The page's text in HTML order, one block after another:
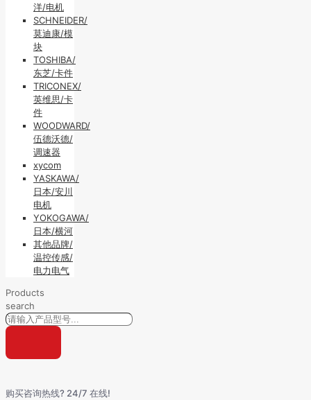
洋/电机
SCHNEIDER/
莫迪康/模
块
TOSHIBA/
东芝/卡件
TRICONEX/
英维思/卡
件
WOODWARD/
伍德沃德/
调速器
xycom
YASKAWA/
日本/安川
电机
YOKOGAWA/
日本/横河
其他品牌/
温控传感/
电力电气
Products
search
购买咨询热线? 24/7 在线!